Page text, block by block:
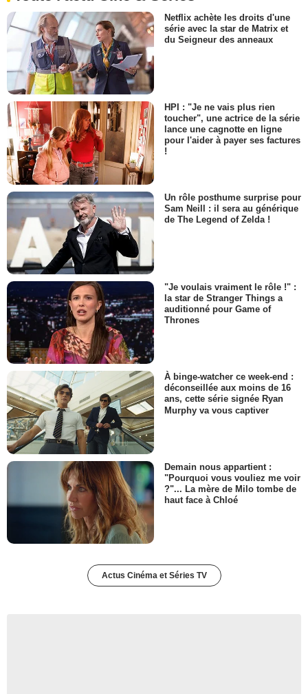
Netflix achète les droits d'une
série avec la star de Matrix et
du Seigneur des anneaux
HPI : "Je ne vais plus rien
toucher", une actrice de la série
lance une cagnotte en ligne
pour l'aider à payer ses factures
!
Un rôle posthume surprise pour
Sam Neill : il sera au générique
de The Legend of Zelda !
"Je voulais vraiment le rôle !" :
la star de Stranger Things a
auditionné pour Game of
Thrones
À binge-watcher ce week-end :
déconseillée aux moins de 16
ans, cette série signée Ryan
Murphy va vous captiver
Demain nous appartient :
"Pourquoi vous vouliez me voir
?"... La mère de Milo tombe de
haut face à Chloé
Actus Cinéma et Séries TV